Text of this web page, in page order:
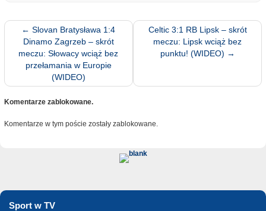
← Slovan Bratysława 1:4
Dinamo Zagrzeb – skrót
meczu: Słowacy wciąż bez
przełamania w Europie
(WIDEO)
Celtic 3:1 RB Lipsk – skrót
meczu: Lipsk wciąż bez
punktu! (WIDEO) →
Komentarze zablokowane.
Komentarze w tym poście zostały zablokowane.
Sport w TV